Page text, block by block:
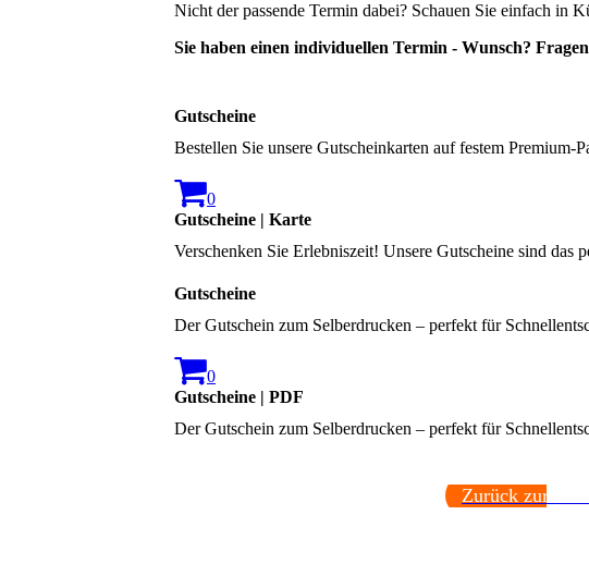
Nicht der passende Termin dabei? Schauen Sie einfach in
Sie haben einen individuellen Termin - Wunsch?
Gutscheine
Bestellen Sie unsere Gutscheinkarten auf festem Premium-
0
Gutscheine | Karte
Verschenken Sie Erlebniszeit! Unsere Gutscheine sind das
Gutscheine
Der Gutschein zum Selberdrucken – perfekt für
0
Gutscheine | PDF
Der Gutschein zum Selberdrucken – perfekt für
Zurück zur